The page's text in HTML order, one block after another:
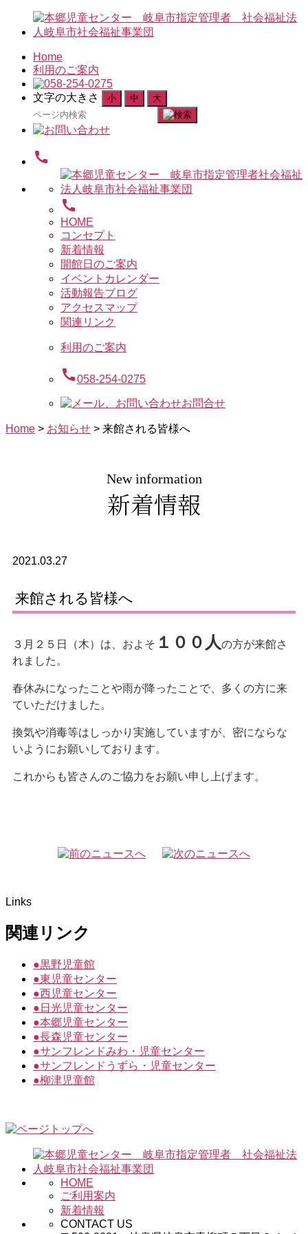
Home
利用のご案内
文字の大きさ 小 中 大
検
索
象:
call
call
HOME
コンセプト
新着情報
開館日のご案内
イベントカレンダー
活動報告ブログ
アクセスマップ
関連リンク
利用のご案内
call058-254-0275
お問合せ
Home > お知らせ > 来館される皆様へ
New information
新着情報
2021.03.27
来館される皆様へ
３月２５日（木）は、およそ １００人の方が来館さ
れました。
春休みになったことや雨が降ったことで、多くの方に来
ていただけました。
換気や消毒等はしっかり実施していますが、密にならな
いようにお願いしております。
これからも皆さんのご協力をお願い申し上げます。
Links
関連リンク
●黒野児童館
●東児童センター
●西児童センター
● 日光児童センター
●本郷児童センター
●長森児童センター
●サンフレンドみわ・児童センター
●サンフレンドうずら・児童センター
●柳津児童館
HOME
ご利用案内
新着情報
CONTACT US